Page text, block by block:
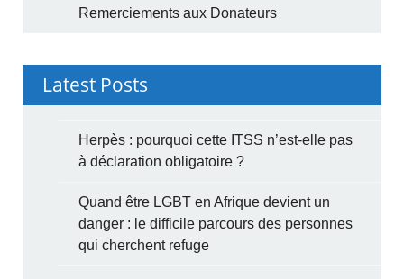
Remerciements aux Donateurs
Latest Posts
Herpès : pourquoi cette ITSS n’est-elle pas
à déclaration obligatoire ?
Quand être LGBT en Afrique devient un
danger : le difficile parcours des personnes
qui cherchent refuge